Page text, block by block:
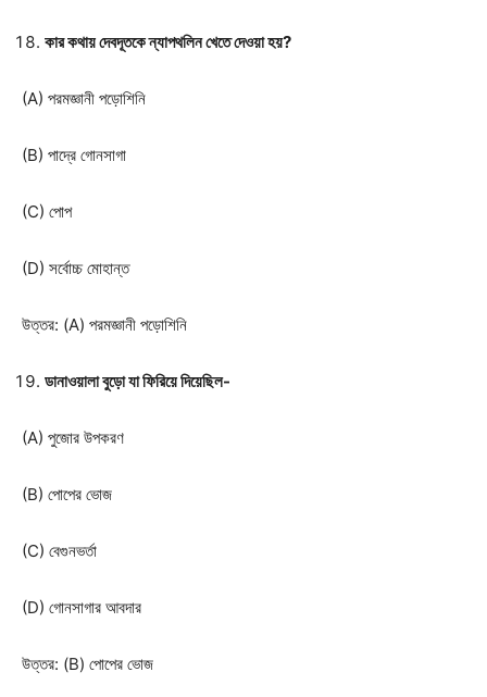
কার কথায় দেবদূতকে ন্যাপথলিন খেতে দেওয়া হয়?
(A) পরমজ্ঞানী পড়োশিনি
(B) পাদ্রে গোনসাগা
(C) পোপ
(D) সর্বোচ্চ মোহান্ত
উত্তর: (A) পরমজ্ঞানী পড়োশিনি
ডানাওয়ালা বুড়ো যা ফিরিয়ে দিয়েছিল-
(A) পুজোর উপকরণ
(B) পোপের ভোজ
(C) বেগুনভর্তা
(D) গোনসাগার আবদার
উত্তর: (B) পোপের ভোজ